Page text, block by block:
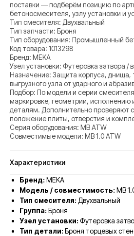
поставки — подберём позицию по
бетоносмесителя, узлу установки и
Тип смесителя: Двухвальный
Тип запчасти: Броня
Тип оборудования: Промышленный
Код товара: 1013298
Бренд: MEKA
Узел установки: Футеровка затвора /
Назначение: Защита корпуса, днища,
выгрузного узла от ударного и
Подбор: По модели и серии
маркировке, геометрии,
деталям. Дополнительно проверяют
положение плиты, отверстия и
Серия оборудования: MB ATW
Совместимые модели: MB 1.0 ATW
Характеристики
Бренд: MEKA
Модель / совместимость: MB
Тип смесителя: Двухвальный
Группа: Броня
Узел установки: Футеровка
Тип детали: Броня торцевых